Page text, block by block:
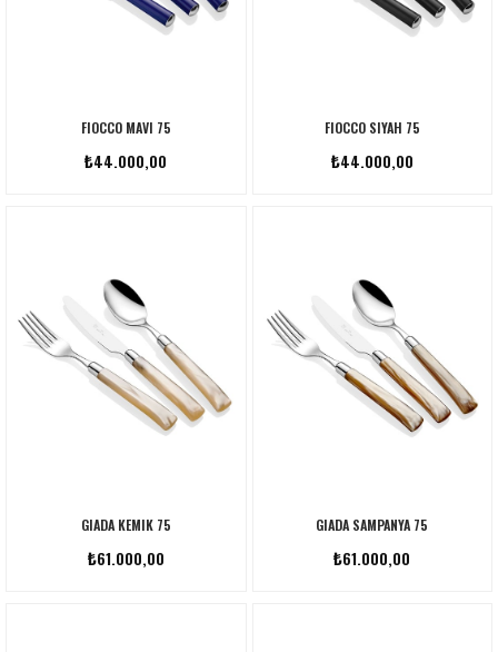
FIOCCO MAVI 75
₺44.000,00
FIOCCO SIYAH 75
₺44.000,00
GIADA KEMIK 75
₺61.000,00
GIADA SAMPANYA 75
₺61.000,00